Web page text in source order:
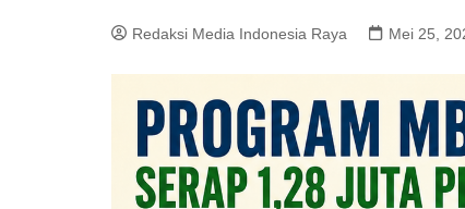
Redaksi Media Indonesia Raya Mei 25,